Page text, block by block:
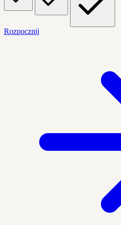
Rozpocznij